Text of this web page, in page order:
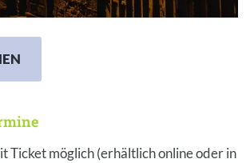
anzeigen
Ticket möglich (erhältlich online oder in